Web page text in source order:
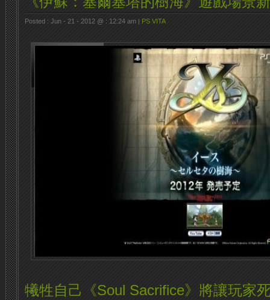
Posted : Jun - 21 - 2012 @ : 12:24 am | PS VITA
犧牲自己《Soul Sacrifice》將讓玩家